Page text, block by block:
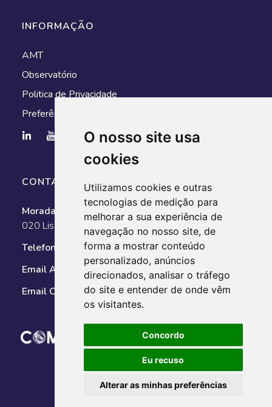
O nosso site usa
cookies
Utilizamos cookies e outras
tecnologias de medição para
melhorar a sua experiência de
navegação no nosso site, de
forma a mostrar conteúdo
personalizado, anúncios
direcionados, analisar o tráfego
do site e entender de onde vêm
os visitantes.
Concordo
Eu recuso
Alterar as minhas preferências
INFORMAÇÃO
AMT
Observatório
Politica de Privacidade
Preferências de cookies
CONTACTOS
Morada:
Av. António Augusto de Aguiar, n.º 128, 1050-
020 Lisboa
Telefone:
351 211 025 800
Email AMT:
geral@amt-autoridade.pt
Email Observatório:observatorio@amt-autoridade.pt